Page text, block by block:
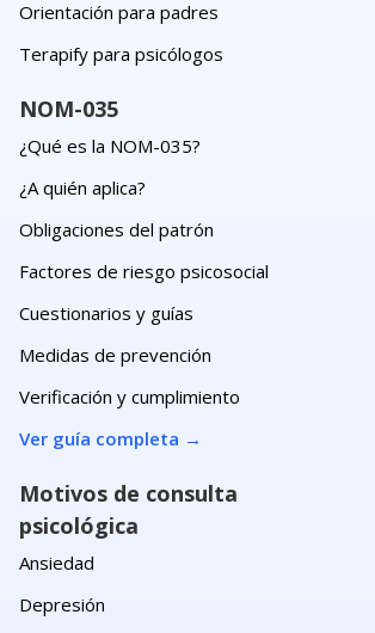
Orientación para padres
Terapify para psicólogos
NOM-035
¿Qué es la NOM-035?
¿A quién aplica?
Obligaciones del patrón
Factores de riesgo psicosocial
Cuestionarios y guías
Medidas de prevención
Verificación y cumplimiento
Ver guía completa →
Motivos de consulta
psicológica
Ansiedad
Depresión